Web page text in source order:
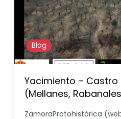
Blog
Yacimiento – Castro
(Mellanes,
ZamoraProtohistórica